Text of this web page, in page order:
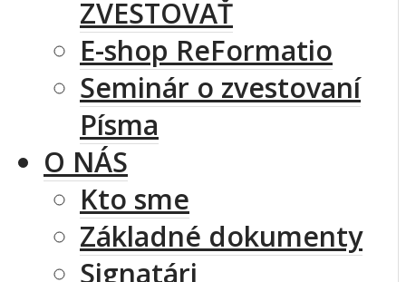
ZVESTOVAŤ
E-shop ReFormatio
Seminár o zvestovaní
Písma
O NÁS
Kto sme
Základné dokumenty
Signatári